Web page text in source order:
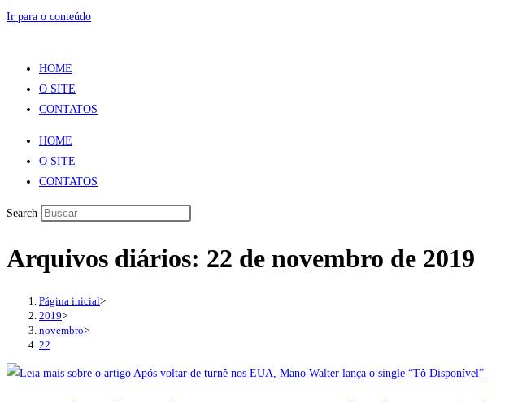
Ir para o conteúdo
HOME
O SITE
CONTATOS
HOME
O SITE
CONTATOS
Search
Arquivos diários: 22 de novembro de 2019
Página inicial>
2019>
novembro>
22